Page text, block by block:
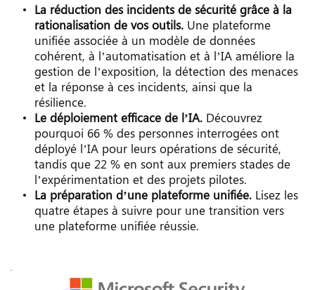
La réduction des incidents de sécurité grâce à la
rationalisation de vos outils. Une plateforme
unifiée associée à un modèle de données
cohérent, à l’automatisation et à l’IA améliore la
gestion de l’exposition, la détection des menaces
et la réponse à ces incidents, ainsi que la
résilience.
Le déploiement efficace de l’IA. Découvrez
pourquoi 66 % des personnes interrogées ont
déployé l’IA pour leurs opérations de sécurité,
tandis que 22 % en sont aux premiers stades de
l’expérimentation et des projets pilotes.
La préparation d’une plateforme unifiée. Lisez les
quatre étapes à suivre pour une transition vers
une plateforme unifiée réussie.